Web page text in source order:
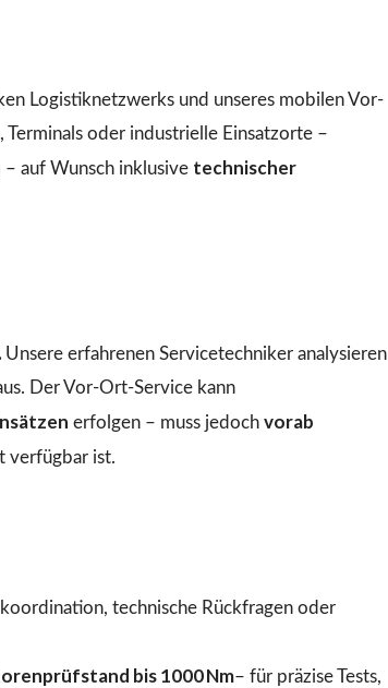
Logistiknetzwerks und unseres mobilen Vor-
oder industrielle Einsatzorte –
– auf Wunsch inklusive technischer
Unsere erfahrenen Servicetechniker analysieren
Der Vor-Ort-Service kann
erfolgen – muss jedoch vorab
verfügbar ist.
technische Rückfragen oder
bis 1000 Nm– für präzise Tests,